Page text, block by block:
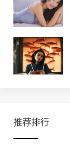
推荐排行